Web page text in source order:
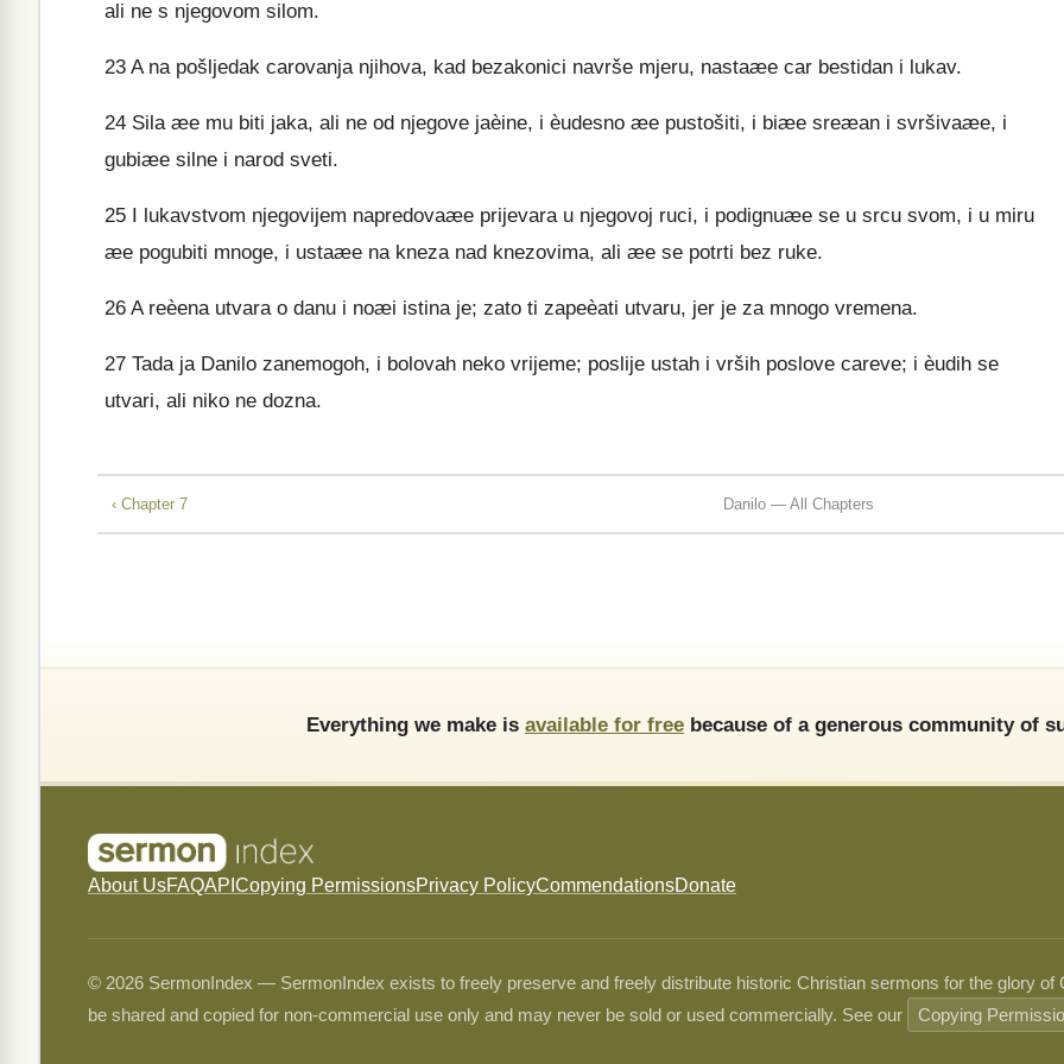
ali ne s njegovom silom.
23 A na pošljedak carovanja njihova, kad bezakonici navrše mjeru, nastaæe car bestidan i lukav.
24 Sila æe mu biti jaka, ali ne od njegove jaèine, i èudesno æe pustošiti, i biæe sreæan i svršivaæe, i
gubiæe silne i narod sveti.
25 I lukavstvom njegovijem napredovaæe prijevara u njegovoj ruci, i podignuæe se u srcu svom, i u miru
æe pogubiti mnoge, i ustaæe na kneza nad knezovima, ali æe se potrti bez ruke.
26 A reèena utvara o danu i noæi istina je; zato ti zapeèati utvaru, jer je za mnogo vremena.
27 Tada ja Danilo zanemogoh, i bolovah neko vrijeme; poslije ustah i vrših poslove careve; i èudih se
utvari, ali niko ne dozna.
‹ Chapter 7 Danilo — All Chapters
Everything we make is available for free because of a generous community of
About UsFAQAPI Copying PermissionsPrivacy PolicyCommendationsDonate
© 2026 SermonIndex — SermonIndex exists to freely preserve and freely distribute historic Christian sermons for the glory
be shared and copied for non-commercial use only and may never be sold or used commercially. See our
Copying